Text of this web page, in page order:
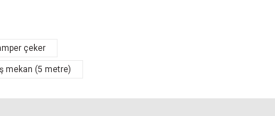
çeker
mekan (5 metre)